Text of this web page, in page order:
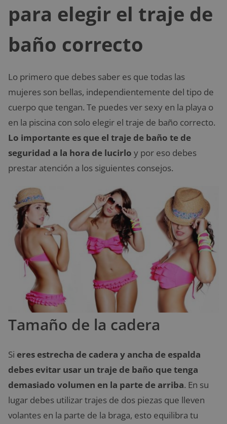
para elegir el traje de
baño correcto
Lo primero que debes saber es que todas las
mujeres son bellas, independientemente del tipo de
cuerpo que tengan. Te puedes ver sexy en la playa o
en la piscina con solo elegir el traje de baño correcto.
Lo importante es que el traje de baño te de
seguridad a la hora de lucirlo y por eso debes
prestar atención a los siguientes consejos.
Tamaño de la cadera
Si eres estrecha de cadera y ancha de espalda
debes evitar usar un traje de baño que tenga
demasiado volumen en la parte de arriba. En su
lugar debes utilizar trajes de dos piezas que lleven
volantes en la parte de la braga, esto equilibra tu